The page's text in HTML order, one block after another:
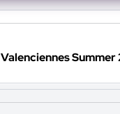
Valenciennes Summer